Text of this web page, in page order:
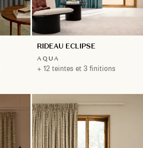
RIDEAU ECLIPSE
AQUA
+ 12 teintes et 3 finitions